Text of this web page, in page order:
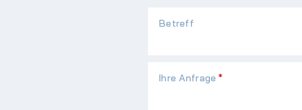
Betreff
Pflichtfeld
Ihre Anfrage *